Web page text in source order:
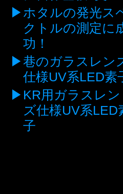
ホタルの発光ス
クトルの測定に
功！
巷のガラスレン
仕様UV系LED素
KR用ガラスレン
ズ仕様UV系LED
子